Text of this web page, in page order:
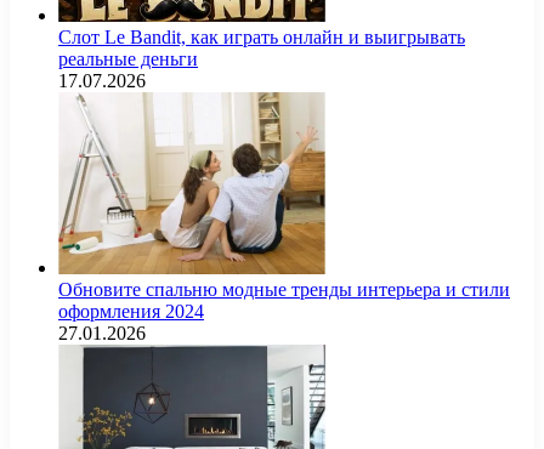
Слот Le Bandit, как играть онлайн и выигрывать
реальные деньги
17.07.2026
Обновите спальню модные тренды интерьера и стили
оформления 2024
27.01.2026